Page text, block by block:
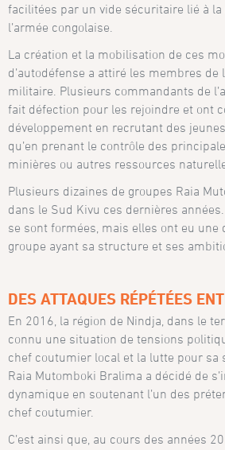
facilitées par un vide sécuritaire lié à
l’armée congolaise.
La création et la mobilisation de ces
d’autodéfense a attiré les membres de
militaire. Plusieurs commandants de
fait défection pour les rejoindre et ont
développement en recrutant des
qu’en prenant le contrôle des
minières ou autres ressources
Plusieurs dizaines de groupes Raia
dans le Sud Kivu ces dernières
se sont formées, mais elles ont eu une
groupe ayant sa structure et ses
DES ATTAQUES RÉPÉTÉES
En 2016, la région de Nindja, dans le
connu une situation de tensions
chef coutumier local et la lutte pour sa
Raia Mutomboki Bralima a décidé de
dynamique en soutenant l’un des
chef coutumier.
C’est ainsi que, au cours des années